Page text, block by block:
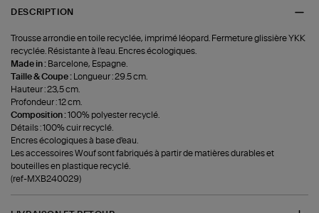
DESCRIPTION
Trousse arrondie en toile recyclée, imprimé léopard. Fermeture glissière YKK
recyclée. Résistante à l'eau. Encres écologiques.
Made in : Barcelone, Espagne.
Taille & Coupe :
Longueur : 29.5 cm.
Hauteur : 23,5 cm.
Profondeur : 12 cm.
Composition :100% polyester recyclé.
Détails : 100% cuir recyclé.
Encres écologiques à base d'eau.
Les accessoires Wouf sont fabriqués à partir de matières durables et
bouteilles en plastique recyclé.
(ref-MXB240029)